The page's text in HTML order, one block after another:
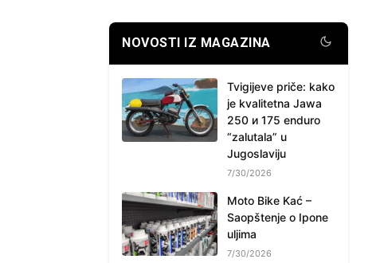
NOVOSTI IZ MAGAZINA
Tvigijeve priče: kako
je kvalitetna Jawa
250 и 175 enduro
“zalutala” u
Jugoslaviju
7/30/2026
Moto Bike Kać –
Saopštenje o Ipone
uljima
7/30/2026